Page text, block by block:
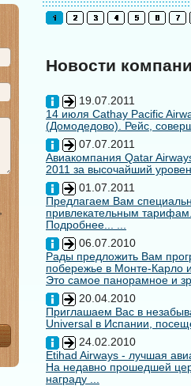
Новости
19.07.2011
14 июля Cathay Pacific
(Домодедово). Рейс,
07.07.2011
Авиакомпания Qatar
2011 за высочайший
01.07.2011
Предлагаем Вам
привлекательным
Подробнее... ...
06.07.2010
Рады предложить Вам
побережье в Монте-Карло
Это самое панорамное и
20.04.2010
Приглашаем Вас в
Universal в Испании,
24.02.2010
Etihad Airways - лучшая
На недавно прошедшей
награду ...